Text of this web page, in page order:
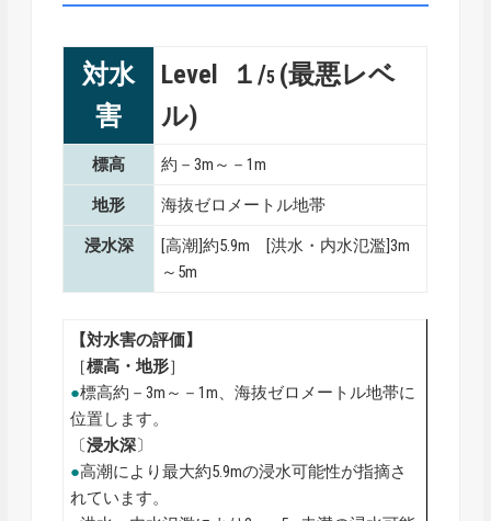
対水
害
Level １/5 (最悪レベ
ル)
標高 約－3m～－1m
地形 海抜ゼロメートル地帯
浸水深
[高潮]約5.9m [洪水・内水氾濫]3m
～5m
【対水害の評価】
［標高・地形］
●標高約－3m～－1m、海抜ゼロメートル地帯に
位置します。
〔浸水深〕
●高潮により最大約5.9mの浸水可能性が指摘さ
れています。